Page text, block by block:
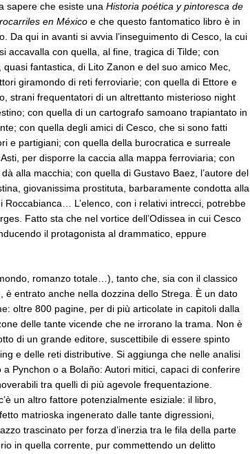
sapere che esiste una Historia poética y pintoresca de
en Méxicoe che questo fantomatico libro è in
Da qui in avanti si avvia l’inseguimento di Cesco, la cui
accavalla con quella, al fine, tragica di Tilde; con
quasi fantastica, di Lito Zanon e del suo amico Mec,
giramondo di reti ferroviarie; con quella di Ettore e
strani frequentatori di un altrettanto misterioso night
con quella di un cartografo samoano trapiantato in
con quella degli amici di Cesco, che si sono fatti
e partigiani; con quella della burocratica e surreale
per disporre la caccia alla mappa ferroviaria; con
alla macchia; con quella di Gustavo Baez, l’autore del
giovanissima prostituta, barbaramente condotta alla
L’elenco, con i relativi intrecci, potrebbe
Fatto sta che nel vortice dell’Odissea in cui Cesco
il protagonista al drammatico, eppure
romanzo totale…), tanto che, sia con il classico
entrato anche nella dozzina dello Strega. È un dato
oltre 800 pagine, per di più articolate in capitoli dalla
delle tante vicende che ne irrorano la trama. Non è
di un grande editore, suscettibile di essere spinto
e delle reti distributive. Si aggiunga che nelle analisi
Pynchon o a Bolaño: Autori mitici, capaci di conferire
tra quelli di più agevole frequentazione.
un altro fattore potenzialmente esiziale: il libro,
matrioska ingenerato dalle tante digressioni,
trascinato per forza d’inerzia tra le fila della parte
in quella corrente, pur commettendo un delitto